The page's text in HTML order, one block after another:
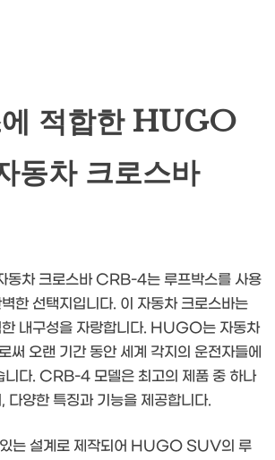
적합한 HUGO
동차 크로스바
차 크로스바 CRB-4는 루프박스를 사용
한 선택지입니다. 이 자동차 크로스바는
한 내구성을 자랑합니다. HUGO는 자동차
써 오랜 기간 동안 세계 각지의 운전자들에
니다. CRB-4 모델은 최고의 제품 중 하나
다양한 특징과 기능을 제공합니다.
는 설계로 제작되어 HUGO SUV의 루